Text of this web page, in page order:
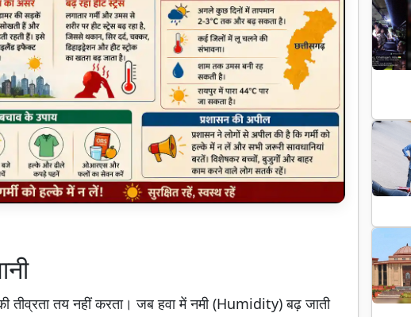
तीव्रता तय नहीं करता। जब हवा में नमी (Humidity) बढ़ जाती